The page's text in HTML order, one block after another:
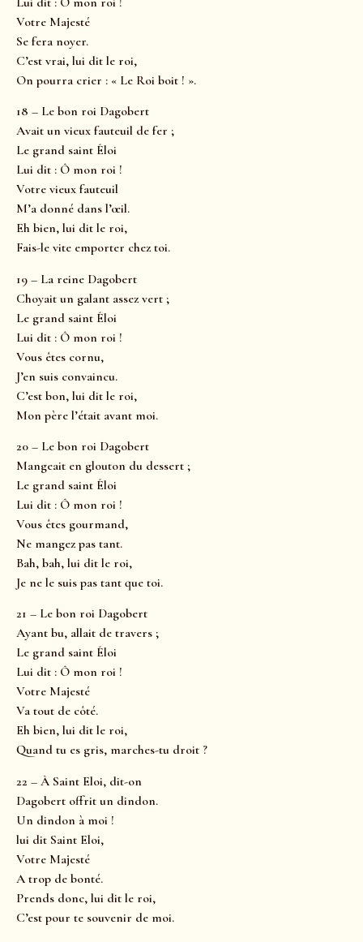
Votre Majesté
Se fera noyer.
C’est vrai, lui dit le roi,
On pourra crier : « Le Roi boit ! ».
18 – Le bon roi Dagobert
Avait un vieux fauteuil de fer ;
Le grand saint Éloi
Lui dit : Ô mon roi !
Votre vieux fauteuil
M’a donné dans l’œil.
Eh bien, lui dit le roi,
Fais-le vite emporter chez toi.
19 – La reine Dagobert
Choyait un galant assez vert ;
Le grand saint Éloi
Lui dit : Ô mon roi !
Vous êtes cornu,
J’en suis convaincu.
C’est bon, lui dit le roi,
Mon père l’était avant moi.
20 – Le bon roi Dagobert
Mangeait en glouton du dessert ;
Le grand saint Éloi
Lui dit : Ô mon roi !
Vous êtes gourmand,
Ne mangez pas tant.
Bah, bah, lui dit le roi,
Je ne le suis pas tant que toi.
21 – Le bon roi Dagobert
Ayant bu, allait de travers ;
Le grand saint Éloi
Lui dit : Ô mon roi !
Votre Majesté
Va tout de côté.
Eh bien, lui dit le roi,
Quand tu es gris, marches-tu droit ?
22 – À Saint Eloi, dit-on
Dagobert offrit un dindon.
Un dindon à moi !
lui dit Saint Eloi,
Votre Majesté
A trop de bonté.
Prends donc, lui dit le roi,
C’est pour te souvenir de moi.